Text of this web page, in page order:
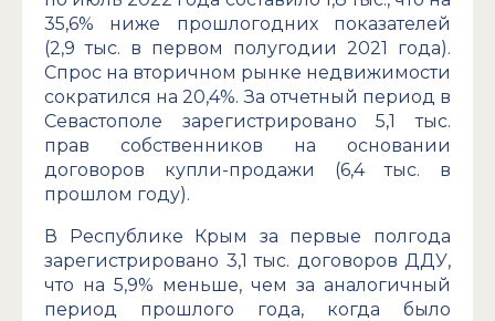
35,6% ниже прошлогодних показателей
(2,9 тыс. в первом полугодии 2021 года).
Спрос на вторичном рынке недвижимости
сократился на 20,4%. За отчетный период в
Севастополе зарегистрировано 5,1 тыс.
прав собственников на основании
договоров купли-продажи (6,4 тыс. в
прошлом году).
В Республике Крым за первые полгода
зарегистрировано 3,1 тыс. договоров ДДУ,
что на 5,9% меньше, чем за аналогичный
период прошлого года, когда было